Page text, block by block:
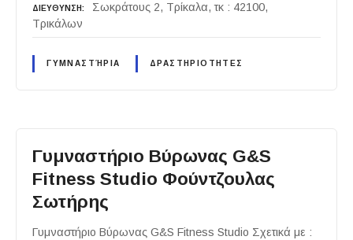
ΔΙΕΥΘΥΝΣΗ
Σωκράτους 2, Τρίκαλα, τκ : 42100,
Τρικάλων
ΓΥΜΝΑΣΤΉΡΙΑ ΔΡΑΣΤΗΡΙΟΤΗΤΕΣ
Γυμναστήριο Βύρωνας G&S
Fitness Studio Φούντζουλας
Σωτήρης
Γυμναστήριο Βύρωνας G&S Fitness Studio Σχετικά με :